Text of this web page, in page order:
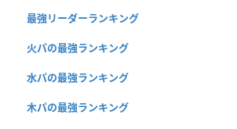
最強リーダーランキング
火パの最強ランキング
水パの最強ランキング
木パの最強ランキング